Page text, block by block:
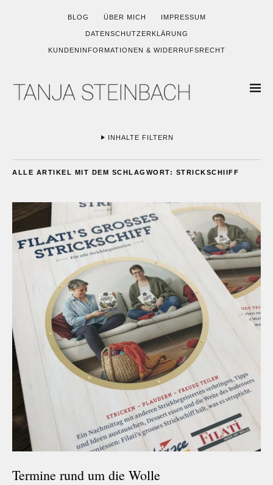
BLOG ÜBER MICH IMPRESSUM
DATENSCHUTZERKLÄRUNG
KUNDENINFORMATIONEN & WIDERRUFSRECHT
INHALTE FILTERN
ALLE ARTIKEL MIT DEM SCHLAGWORT: STRICKSCHIIFF
Termine rund um die Wolle